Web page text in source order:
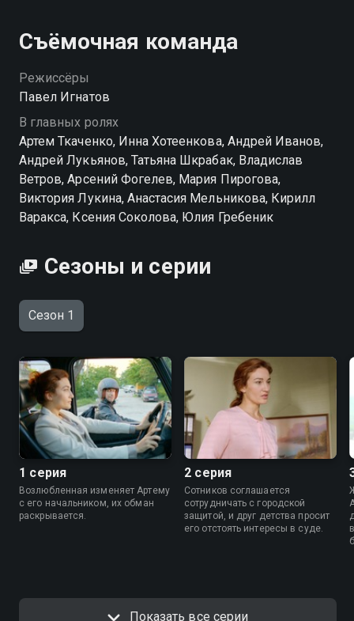
Съёмочная команда
Режиссёры
Павел Игнатов
В главных ролях
Артем Ткаченко, Инна Хотеенкова, Андрей Иванов,
Андрей Лукьянов, Татьяна Шкрабак, Владислав
Ветров, Арсений Фогелев, Мария Пирогова,
Виктория Лукина, Анастасия Мельникова, Кирилл
Варакса, Ксения Соколова, Юлия Гребеник
Сезоны и серии
Сезон 1
1 серия
Возлюбленная изменяет Артему
с его начальником, их обман
раскрывается.
2 серия
Сотников соглашается
сотрудничать с городской
защитой, и друг детства просит
его отстоять интересы в суде.
Показать все серии